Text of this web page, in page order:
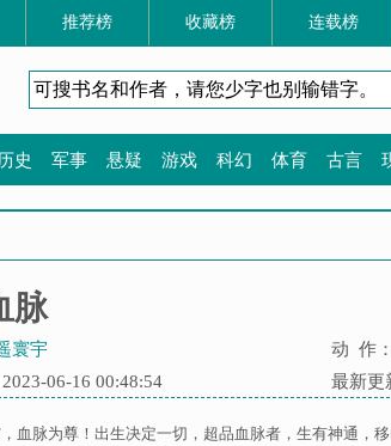
推荐榜 收藏榜 连载榜
历史 军事 悬疑 游戏 科幻 体育 古言
脉
寰宇 动 作：
06-16 00:48:54
最新更
血脉为尊！出生决定一切，超品血脉者，生有神通，